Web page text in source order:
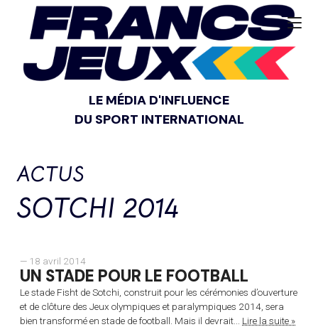
LE MÉDIA D'INFLUENCE
DU SPORT INTERNATIONAL
ACTUS
SOTCHI 2014
— 18 avril 2014
UN STADE POUR LE FOOTBALL
Le stade Fisht de Sotchi, construit pour les cérémonies d’ouverture
et de clôture des Jeux olympiques et paralympiques 2014, sera
bien transformé en stade de football. Mais il devrait... Lire la suite »